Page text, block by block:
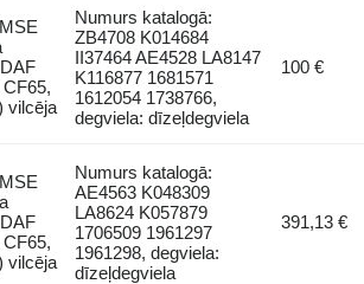
vilcēja
Numurs katalogā:
ZB4708 K014684
II37464 AE4528 LA8147
K116877 1681571
1612054 1738766,
degviela: dīzeļdegviela
100 €
vilcēja
Numurs katalogā:
AE4563 K048309
LA8624 K057879
1706509 1961297
1961298, degviela:
dīzeļdegviela
391,13 €